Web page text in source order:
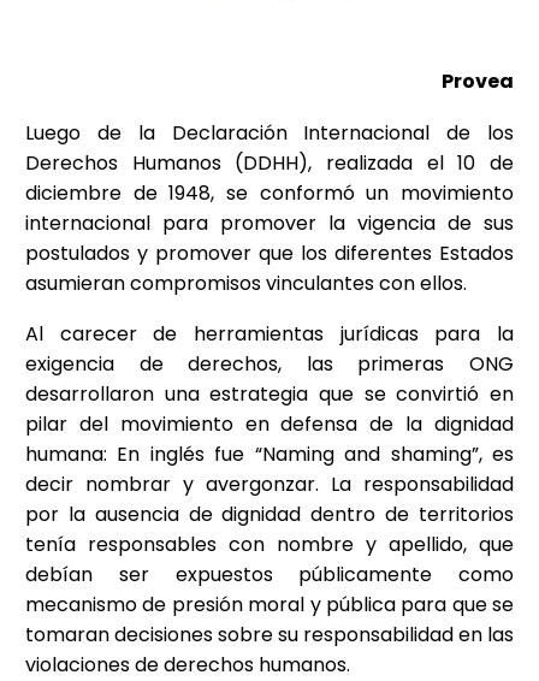
Provea
Luego de la Declaración Internacional de los
Derechos Humanos (DDHH), realizada el 10 de
diciembre de 1948, se conformó un movimiento
internacional para promover la vigencia de sus
postulados y promover que los diferentes Estados
asumieran compromisos vinculantes con ellos.
Al carecer de herramientas jurídicas para la
exigencia de derechos, las primeras ONG
desarrollaron una estrategia que se convirtió en
pilar del movimiento en defensa de la dignidad
humana: En inglés fue “Naming and shaming”, es
decir nombrar y avergonzar. La responsabilidad
por la ausencia de dignidad dentro de territorios
tenía responsables con nombre y apellido, que
debían ser expuestos públicamente como
mecanismo de presión moral y pública para que se
tomaran decisiones sobre su responsabilidad en las
violaciones de derechos humanos.